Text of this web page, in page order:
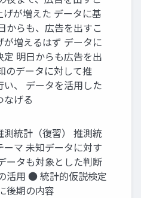
げが増えた データに基
からも、広告を出すこ
が増えるはず データに
定 明日からも広告を出
のデータに対して推
い、 データを活用した
なげる
測統計（復習） 推測統
ーマ 未知データに対す
ータも対象とした判断
活用 ● 統計的仮説検定
後期の内容